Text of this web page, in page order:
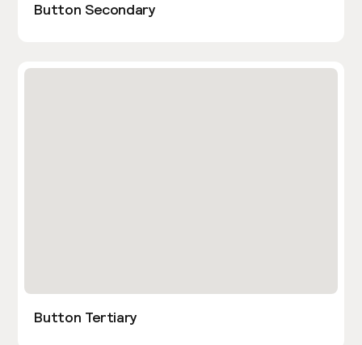
Button Secondary
Button Tertiary